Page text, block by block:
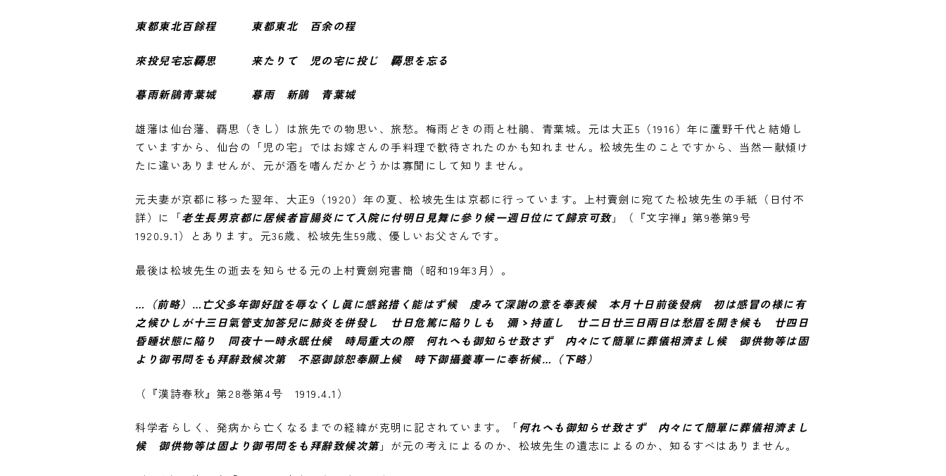
東都東北百餘程 東都東北 百余の程
來投兒宅忘覉思 来たりて 児の宅に投じ 覉思を忘る
暮雨新鵑靑葉城 暮雨 新鵑 青葉城
雄藩は仙台藩、覉思（きし）は旅先での物思い、旅愁。梅雨どきの雨と杜鵑、青葉城。元は大正5（1916）年に蘆野千代と結婚し
ていますから、仙台の「児の宅」ではお嫁さんの手料理で歓待されたのかも知れません。松坡先生のことですから、当然一献傾け
たに違いありませんが、元が酒を嗜んだかどうかは寡聞にして知りません。
元夫妻が京都に移った翌年、大正9（1920）年の夏、松坡先生は京都に行っています。上村賣劍に宛てた松坡先生の手紙（日付不
詳）に「老生長男京都に居候者盲腸炎にて入院に付明日見舞に參り候一週日位にて歸京可致」（『文字禅』第9巻第9号
1920.9.1）とあります。元36歳、松坡先生59歳、優しいお父さんです。
最後は松坡先生の逝去を知らせる元の上村賣劍宛書簡（昭和19年3月）。
…（前略）…亡父多年御好誼を辱なくし眞に感銘措く能はず候 虔みて深謝の意を奉表候 本月十日前後發病 初は感冒の様に有
之候ひしが十三日氣管支加答兒に肺炎を併發し 廿日危篤に陥りしも 彌ゝ持直し 廿二日廿三日兩日は愁眉を開き候も 廿四日
昏睡状態に陥り 同夜十一時永眠仕候 時局重大の際 何れへも御知らせ致さず 内々にて簡單に葬儀相濟まし候 御供物等は固
より御弔問をも拜辭致候次第 不惡御諒恕奉願上候 時下御攝養專一に奉祈候…（下略）
（『漢詩春秋』第28巻第4号 1919.4.1）
科学者らしく、発病から亡くなるまでの経緯が克明に記されています。「何れへも御知らせ致さず 内々にて簡單に葬儀相濟まし
候 御供物等は固より御弔問をも拜辭致候次第」が元の考えによるのか、松坡先生の遺志によるのか、知るすべはありません。